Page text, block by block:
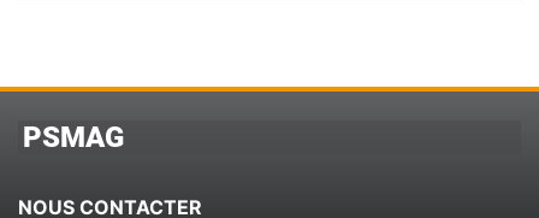
PSMAG
NOUS CONTACTER